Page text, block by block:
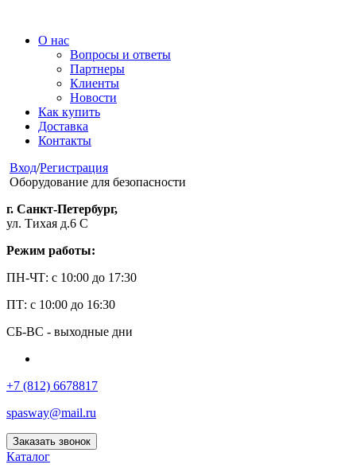
О нас
Вопросы и ответы
Партнеры
Клиенты
Новости
Как купить
Доставка
Контакты
Вход/Регистрация
Оборудование для безопасности
г. Санкт-Петербург,
ул. Тихая д.6 С
Режим работы:
ПН-ЧТ: с 10:00 до 17:30
ПТ: с 10:00 до 16:30
СБ-ВС - выходные дни
+7 (812) 6678817
spasway@mail.ru
Заказать звонок
Каталог